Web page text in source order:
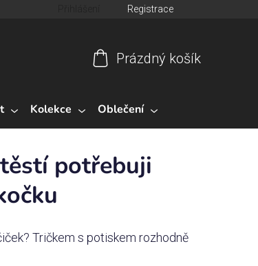
Registrace
košík
Prázdný košík
Kolekce Oblečení
potřebuji
Tričkem s potiskem rozhodně